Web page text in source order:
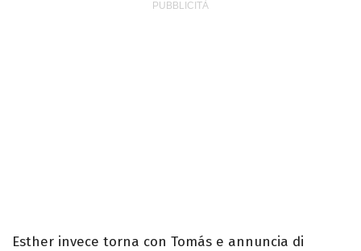
Esther invece torna con Tomás e annuncia di